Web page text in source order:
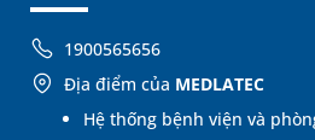
1900565656
Địa điểm của MEDLATEC
Hệ thống bệnh viện và